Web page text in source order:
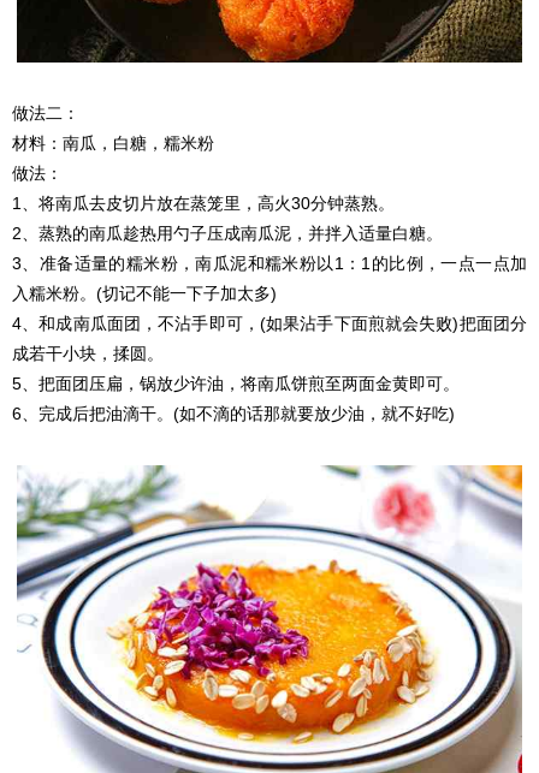
做法二：
材料：南瓜，白糖，糯米粉
做法：
1、将南瓜去皮切片放在蒸笼里，高火30分钟蒸熟。
2、蒸熟的南瓜趁热用勺子压成南瓜泥，并拌入适量白糖。
3、准备适量的糯米粉，南瓜泥和糯米粉以1：1的比例，一点一点加
入糯米粉。(切记不能一下子加太多)
4、和成南瓜面团，不沾手即可，(如果沾手下面煎就会失败)把面团分
成若干小块，揉圆。
5、把面团压扁，锅放少许油，将南瓜饼煎至两面金黄即可。
6、完成后把油滴干。(如不滴的话那就要放少油，就不好吃)